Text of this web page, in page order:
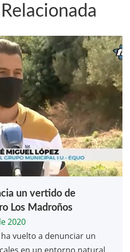
un vertido de
Los Madroños
2020
vuelto a denunciar un